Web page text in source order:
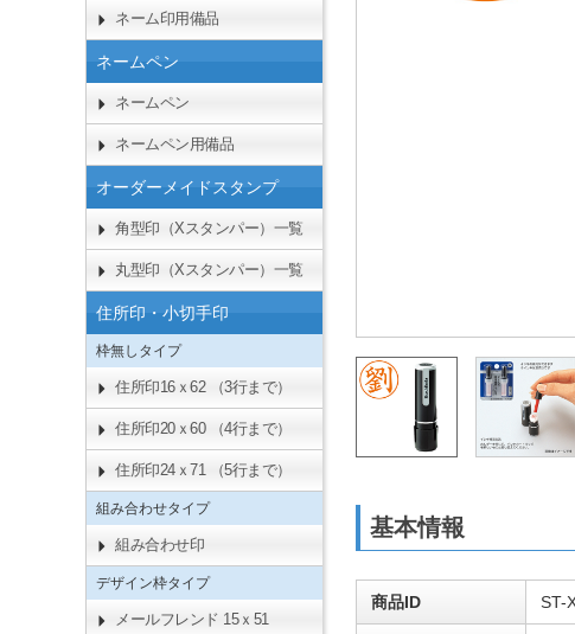
基本情報
商品ID ST-
ネーム印用備品
ネームペン
ネームペン
ネームペン用備品
オーダーメイドスタンプ
角型印（Xスタンパー）一覧
丸型印（Xスタンパー）一覧
住所印・小切手印
枠無しタイプ
住所印16ｘ62 （3行まで）
住所印20ｘ60 （4行まで）
住所印24ｘ71 （5行まで）
組み合わせタイプ
組み合わせ印
デザイン枠タイプ
メールフレンド 15ｘ51